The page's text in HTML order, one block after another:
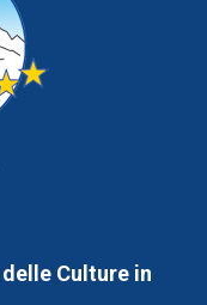
Culture in